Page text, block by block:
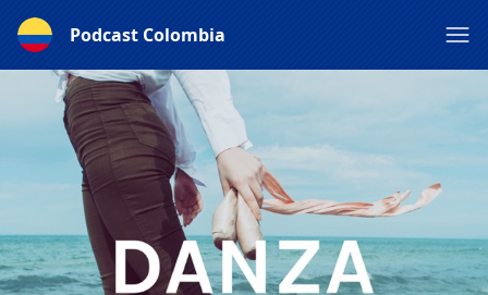
Podcast Colombia